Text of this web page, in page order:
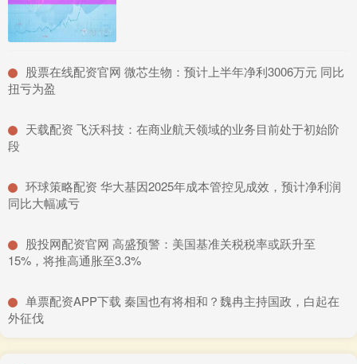
​股票在线配资官网 微芯生物：预计上半年净利3006万元 同比
扭亏为盈
​天载配资 飞沃科技：在商业航天领域的业务目前处于初始阶
段
​环球策略配资 华大基因2025年成本管控见成效，预计净利润
同比大幅减亏
​股投网配资官网 高盛预警：美国基准关税税率或跃升至
15%，将推高通胀至3.3%
​单票配资APP下载 秦国也有将相和？魏冉主持国政，白起在
外征伐